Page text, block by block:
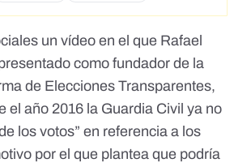
un vídeo en el que Rafael
como fundador de la
de Elecciones Transparentes,
el año 2016 la Guardia Civil ya no
los votos” en referencia a los
por el que plantea que podría